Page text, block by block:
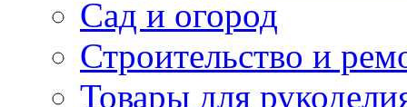
Сад и огород
Строительство и
Товары для